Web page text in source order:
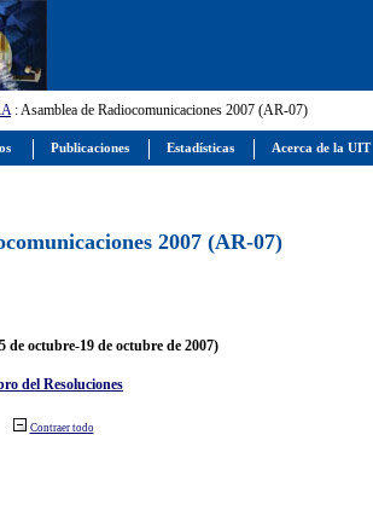
: Asamblea de Radiocomunicaciones 2007 (AR-07)
2007 (AR-07)
de octubre-19 de octubre de 2007)
del Resoluciones
Contraer todo
Publicaciones Estadísticas Acerca de la UIT